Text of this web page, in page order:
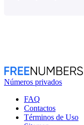
Números privados
FAQ
Contactos
Términos de Uso